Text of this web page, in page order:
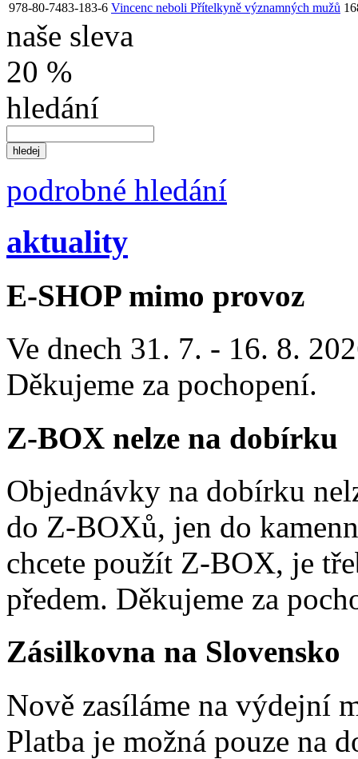
978-80-7483-183-6 Vincenc neboli Přítelkyně významných mužů
naše sleva
20 %
hledání
podrobné hledání
aktuality
E-SHOP mimo provoz
Ve dnech 31. 7. - 16. 8.
Děkujeme za pochopení.
Z-BOX nelze na dobírku
Objednávky na dobírku
do Z-BOXů, jen do
chcete použít Z-BOX, je
předem. Děkujeme za
Zásilkovna na Slovensko
Nově zasíláme na výdejní
Platba je možná pouze na